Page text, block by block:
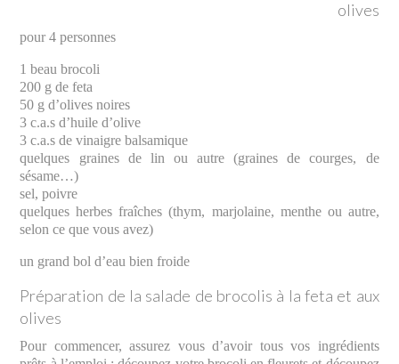
olives
pour 4 personnes
1 beau brocoli
200 g de feta
50 g d’olives noires
3 c.a.s d’huile d’olive
3 c.a.s de vinaigre balsamique
quelques graines de lin ou autre (graines de courges, de
sésame…)
sel, poivre
quelques herbes fraîches (thym, marjolaine, menthe ou autre,
selon ce que vous avez)
un grand bol d’eau bien froide
Préparation de la salade de brocolis à la feta et aux
olives
Pour commencer, assurez vous d’avoir tous vos ingrédients